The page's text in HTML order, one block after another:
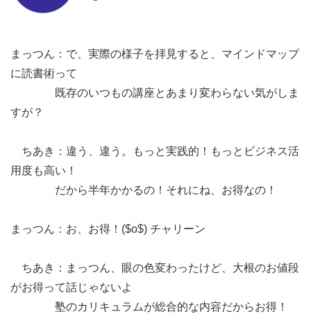
まっつん：で、実際の様子を拝見すると、マインドマップ
に読書術って
既存のいつもの講座とあまり変わらない気がしま
すが？
ちあき：違う、違う。もっと実践的！もっとビジネス活
用度も高い！
だから半年かかるの！それにね、お得なの！
まっつん：お、お得！($o$) チャリーン
ちあき：まっつん、眼の色変わったけど、大根のお値段
がお得って話じゃないよ
塾のカリキュラムが総合的な内容だからお得！